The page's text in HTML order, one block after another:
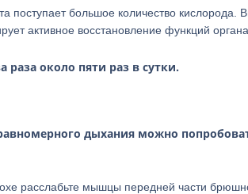
поступает большое количество кислорода.
активное восстановление функций
раза около пяти раз в сутки.
дыхания можно
расслабьте мышцы передней части